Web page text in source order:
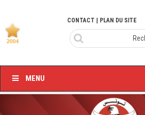
Ligue I – 2020/2021
Ligue I – 2019/2020
Feuilles de match 2018/2019
CONTACT | PLAN DU SITE
MENU